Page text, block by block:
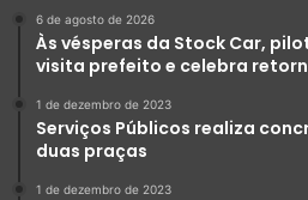
6 de agosto de 2026
Às vésperas da Stock Car,
visita prefeito e celebra
1 de dezembro de 2023
Serviços Públicos realiza
duas praças
1 de dezembro de 2023